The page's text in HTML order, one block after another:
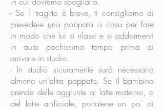
- Se il tragitto è breve, ti consigliamo di
prevedere una poppata a casa per fare
in modo che lui si rilassi e si addormenti
in auto pochissimo tempo prima di
arrivare in studio.
- In studio sicuramente sarà necessaria
almeno un'altra poppata. Se il bambino
prende delle aggiunte al latte materno, o
del latte artificiale, portatene un po' di